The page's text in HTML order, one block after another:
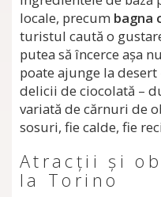
locale, precum bagna
turistul caută o
putea să încerce aşa
poate ajunge la
delicii de ciocolată –
variată de cărnuri de
sosuri, fie calde, fie
Atracţii şi
la Torino